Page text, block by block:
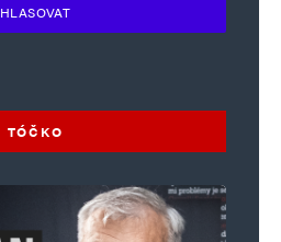
HLASOVAT
TÓČKO